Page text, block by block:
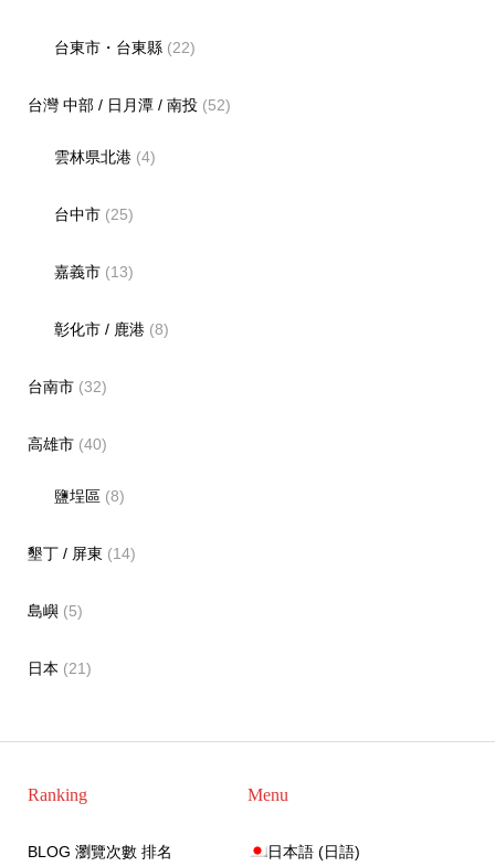
台東市・台東縣 (22)
台灣 中部 / 日月潭 / 南投(52)
雲林県北港 (4)
台中市 (25)
嘉義市 (13)
彰化市 / 鹿港 (8)
台南市(32)
高雄市(40)
鹽埕區 (8)
墾丁 / 屏東 (14)
島嶼(5)
日本 (21)
Ranking
BLOG 瀏覽次數 排名
Menu
日本語 (日語)